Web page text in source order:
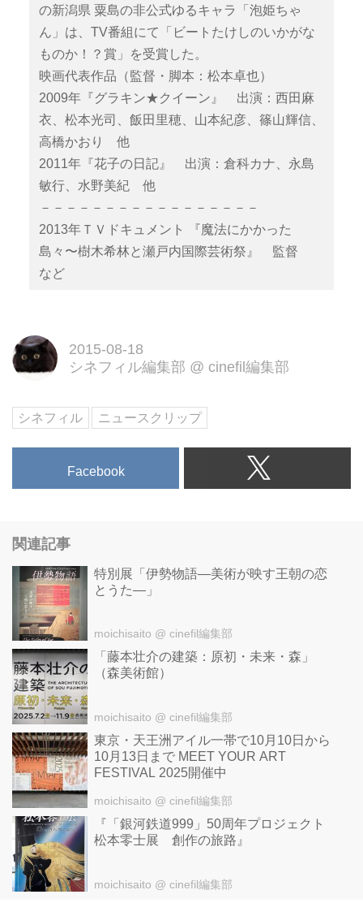
の新潟県 粟島の非公式ゆるキャラ「泡姫ちゃ
ん」は、TV番組にて「ビートたけしのいかがな
ものか！？賞」を受賞した。
映画代表作品（監督・脚本：松本卓也）
2009年『グラキン★クイーン』 出演：西田麻
衣、松本光司、飯田里穂、山本紀彦、篠山輝信、
高橋かおり 他
2011年『花子の日記』 出演：倉科カナ、永島
敏行、水野美紀 他
－－－－－－－－－－－－－－－－－
2013年ＴＶドキュメント 『魔法にかかった
島々〜樹木希林と瀬戸内国際芸術祭』 監督
など
2015-08-18
シネフィル編集部 @ cinefil編集部
シネフィル ニュースクリップ
Facebook
関連記事
特別展「伊勢物語―美術が映す王朝の恋
とうた―」
moichisaito @ cinefil編集部
「藤本壮介の建築：原初・未来・森」
（森美術館）
moichisaito @ cinefil編集部
東京・天王洲アイル一帯で10月10日から
10月13日まで MEET YOUR ART
FESTIVAL 2025開催中
moichisaito @ cinefil編集部
『「銀河鉄道999」50周年プロジェクト
松本零士展 創作の旅路』
moichisaito @ cinefil編集部